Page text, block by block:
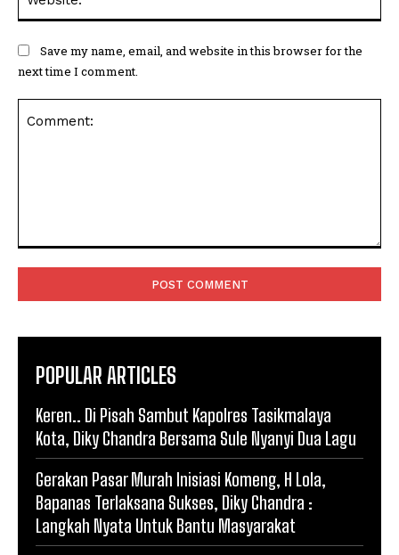
Save my name, email, and website in this browser for the
next time I comment.
POPULAR ARTICLES
Keren.. Di Pisah Sambut Kapolres Tasikmalaya
Kota, Diky Chandra Bersama Sule Nyanyi Dua Lagu
Gerakan Pasar Murah Inisiasi Komeng, H Lola,
Bapanas Terlaksana Sukses, Diky Chandra :
Langkah Nyata Untuk Bantu Masyarakat